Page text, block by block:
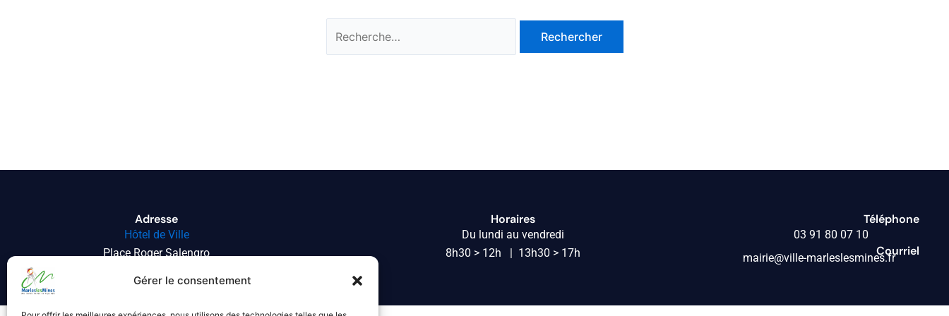
Gérer le consentement
Adresse
Hôtel de Ville
Place Roger Salengro
Horaires
Du lundi au vendredi
8h30 > 12h | 13h30 > 17h
Téléphone
03 91 80 07 10
Courriel
mairie@ville-marleslesmines.fr